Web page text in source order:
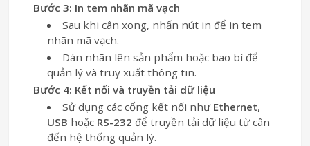
Bước 3: In tem nhãn mã vạch
Sau khi cân xong, nhấn nút in để in tem
nhãn mã vạch.
Dán nhãn lên sản phẩm hoặc bao bì để
quản lý và truy xuất thông tin.
Bước 4: Kết nối và truyền tải dữ liệu
Sử dụng các cổng kết nối như Ethernet,
USB hoặc RS-232 để truyền tải dữ liệu từ cân
đến hệ thống quản lý.